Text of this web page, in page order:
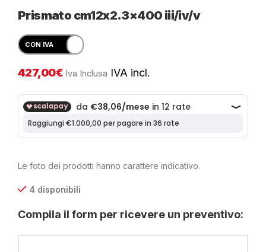
Prismato cm12x2.3×400 iii/iv/v
427,00€ Iva Inclusa IVA incl.
Le foto dei prodotti hanno carattere indicativo.
4 disponibili
Compila il form per ricevere un preventivo: